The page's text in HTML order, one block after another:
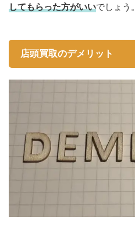
してもらった方がいいでしょう。
店頭買取のデメリット